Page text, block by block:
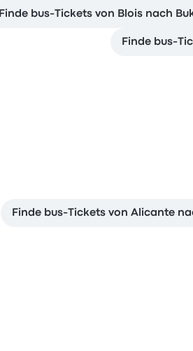
Finde bus-Tickets von Blois nach
Finde bus-
Finde bus-Tickets von Alicante